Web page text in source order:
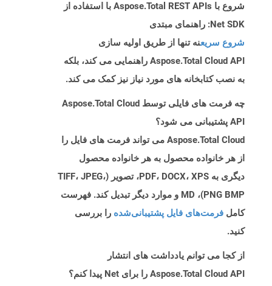
شروع با Aspose.Total REST APIs با استفاده از
Net SDK: راهنمای مبتدی
شروع سریعنه تنها از طریق اولیه سازی
Aspose.Total Cloud API راهنمایی می کند، بلکه
به نصب کتابخانه های مورد نیاز نیز کمک می کند.
چه فرمت های فایلی توسط Aspose.Total Cloud
API پشتیبانی می شود؟
Aspose.Total Cloud می تواند فرمت های فایل را
از هر خانواده محصول به هر خانواده محصول
دیگری به PDF، DOCX، XPS، تصویر (TIFF، JPEG،
PNG BMP)، MD و موارد دیگر تبدیل کند. فهرست
کامل فرمت‌های فایل پشتیبانی‌شده را بررسی
کنید.
از کجا می توانم یادداشت های انتشار
Aspose.Total Cloud API را برای Net پیدا کنم؟